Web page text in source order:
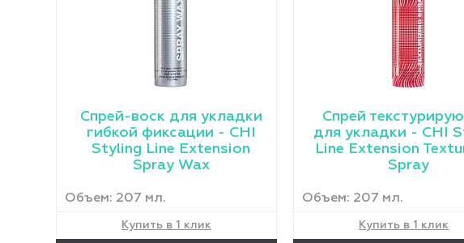
Спрей-воск для укладки
гибкой фиксации - CHI
Styling Line Extension
Spray Wax
Объем: 207 мл.
Купить в 1 клик
Cпрей
для укладки - CHI
Line Extension
Spray
Объем: 207 мл.
Купить в 1 клик